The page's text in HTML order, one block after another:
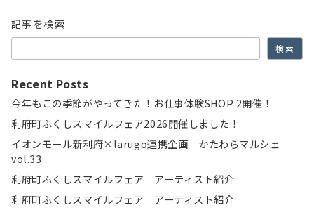
記事を検索
検索
Recent Posts
今年もこの季節がやってきた！お仕事体験SHOP 2開催！
利府町ふくしスマイルフェア2026開催しました！
イオンモール新利府×larugo連携企画 かたわらマルシェ
vol.33
利府町ふくしスマイルフェア アーティスト紹介
利府町ふくしスマイルフェア アーティスト紹介